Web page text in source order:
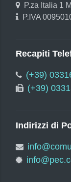
P.za Italia 1
P.IVA
Recapiti
(+39)
(+39)
Indirizzi di